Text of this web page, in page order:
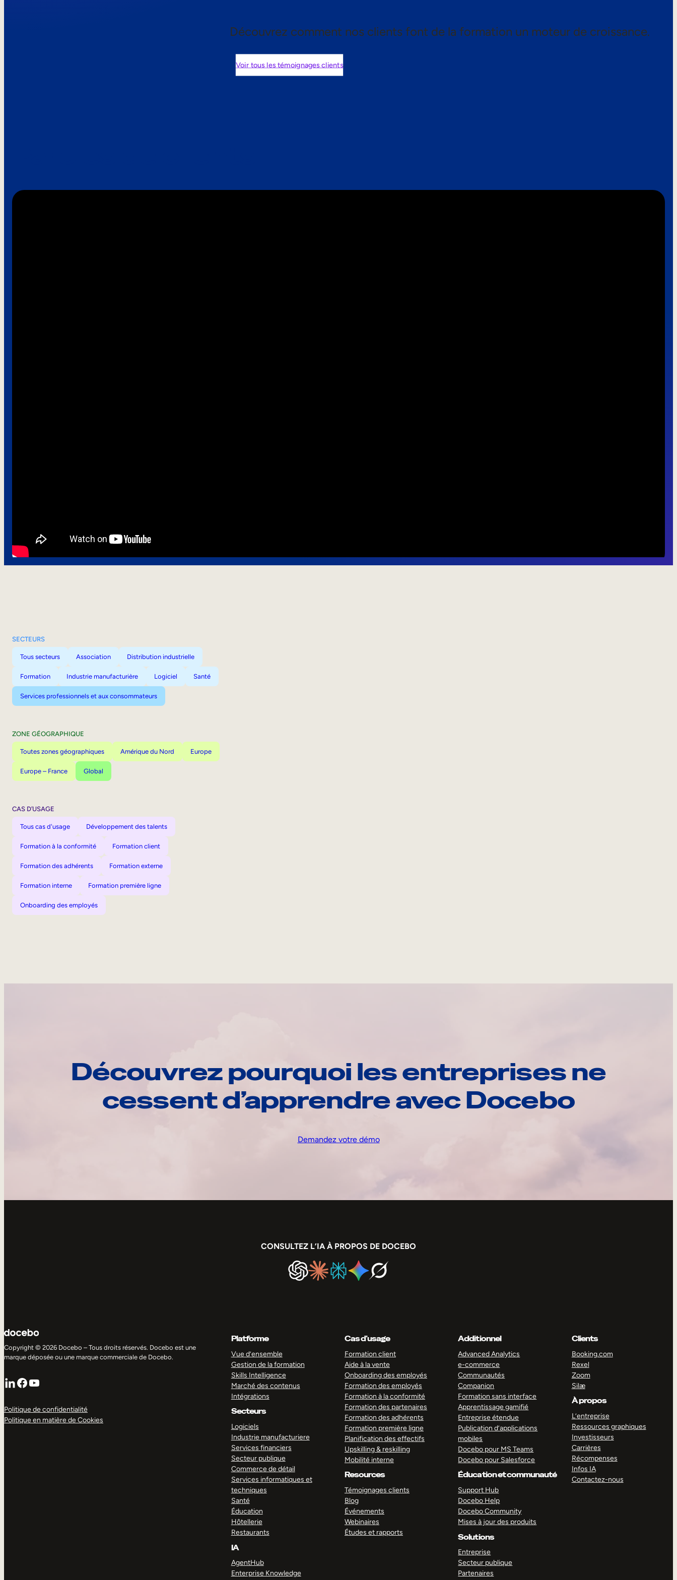
Découvrez comment nos clients font de la formation un moteur de croissance.
Voir tous les témoignages clients
SECTEURS
Tous secteurs Association Distribution industrielle
Formation Industrie manufacturière Logiciel Santé
Services professionnels et aux consommateurs
ZONE GÉOGRAPHIQUE
Toutes zones géographiques Amérique du Nord Europe
Europe – France Global
CAS D’USAGE
Tous cas d'usage Développement des talents
Formation à la conformité Formation client
Formation des adhérents Formation externe
Formation interne Formation première ligne
Onboarding des employés
Découvrez pourquoi les entreprises ne
cessent d’apprendre avec Docebo
Demandez votre démo
CONSULTEZ L’IA À PROPOS DE DOCEBO
Copyright © 2026 Docebo – Tous droits réservés. Docebo est une
marque déposée ou une marque commerciale de Docebo.
LinkedIn
Facebook
YouTube
Politique de confidentialité
Politique en matière de Cookies
Platforme
Vue d’ensemble
Gestion de la formation
Skills Intelligence
Marché des contenus
Intégrations
Secteurs
Logiciels
Industrie manufacturiere
Services financiers
Secteur publique
Commerce de détail
Services informatiques et
techniques
Santé
Éducation
Hôtellerie
Restaurants
IA
AgentHub
Enterprise Knowledge
Cas d’usage
Formation client
Aide à la vente
Onboarding des employés
Formation des employés
Formation à la conformité
Formation des partenaires
Formation des adhérents
Formation première ligne
Planification des effectifs
Upskilling & reskilling
Mobilité interne
Resources
Témoignages clients
Blog
Événements
Webinaires
Études et rapports
Additionnel
Advanced Analytics
e-commerce
Communautés
Companion
Formation sans interface
Apprentissage gamifié
Entreprise étendue
Publication d’applications
mobiles
Docebo pour MS Teams
Docebo pour Salesforce
Éducation et communauté
Support Hub
Docebo Help
Docebo Community
Mises à jour des produits
Solutions
Entreprise
Secteur publique
Partenaires
Clients
Booking.com
Rexel
Zoom
Silæ
À propos
L’entreprise
Ressources graphiques
Investisseurs
Carrières
Récompenses
Infos IA
Contactez-nous